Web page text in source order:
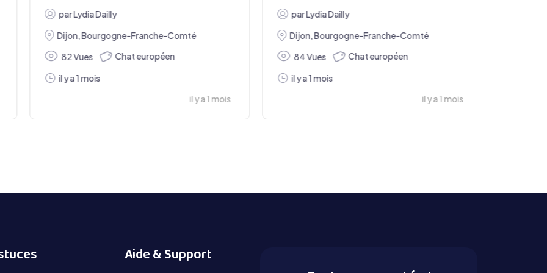
parLydia Dailly
Dijon,Bourgogne-Franche-Comté
82 Vues
Chat européen
il y a 1 mois
il y a 1 mois
parLydia Dailly
Dijon,Bourgogne-Franche-Comté
84 Vues
Chat européen
il y a 1 mois
il y a 1 mois
Aide & Support